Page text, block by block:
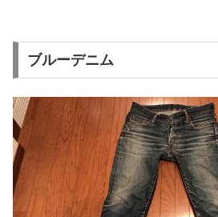
ブルーデニム